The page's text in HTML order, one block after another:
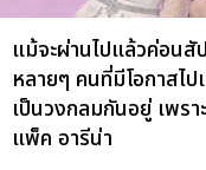
แม้จะผ่านไปแล้วค่อนสั
หลายๆ คนที่มีโอกาสไ
เป็นวงกลมกันอยู่ เพร
แพ็ค อารีน่า